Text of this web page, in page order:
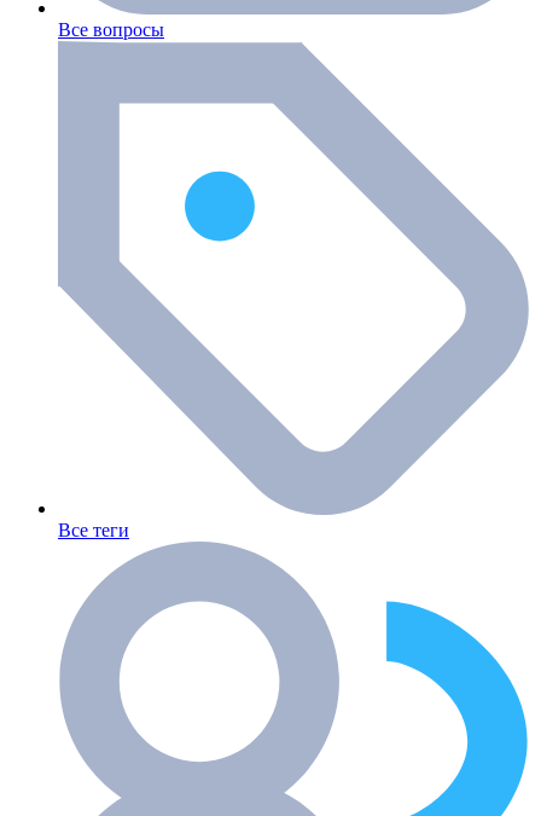
Все вопросы
Все теги